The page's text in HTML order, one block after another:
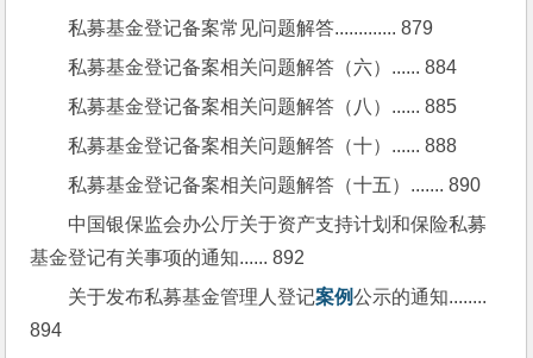
私募基金登记备案常见问题解答............. 879
私募基金登记备案相关问题解答（六）...... 884
私募基金登记备案相关问题解答（八）...... 885
私募基金登记备案相关问题解答（十）...... 888
私募基金登记备案相关问题解答（十五）....... 890
中国银保监会办公厅关于资产支持计划和保险私募
基金登记有关事项的通知...... 892
关于发布私募基金管理人登记案例公示的通知........
894